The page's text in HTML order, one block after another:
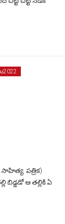
సాహిత్య పత్రిక)
బిడ్డడో ఆ తల్లికి ఏ